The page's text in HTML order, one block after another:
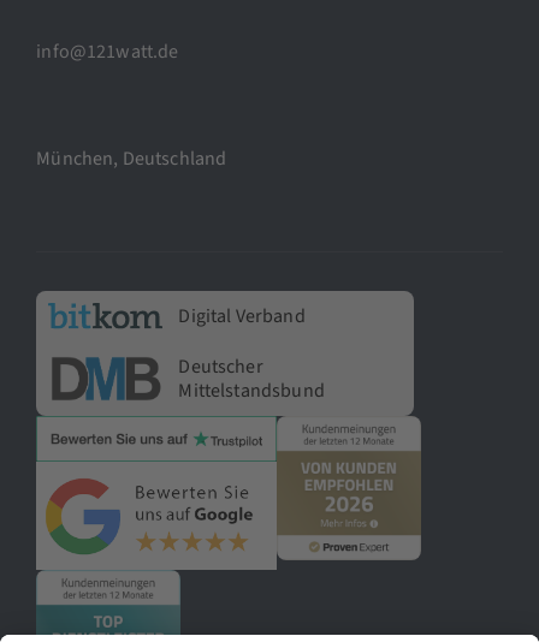
info@121watt.de
München, Deutschland
Digital Verband
Deutscher
Mittelstandsbund